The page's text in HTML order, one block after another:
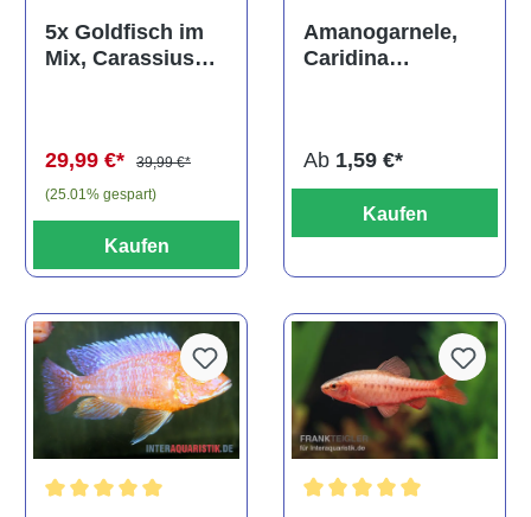
5x Goldfisch im
Mix, Carassius
29,99 €*
39,99 €*
(25.01% gespart)
Kaufen
Amanogarnele,
Caridina
Ab 1,59 €*
Kaufen